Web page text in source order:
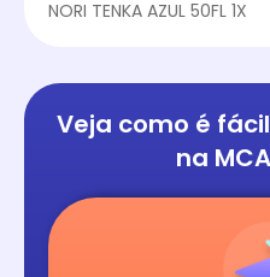
NORI TENKA AZUL 50FL 1X
Veja como é fácil
na